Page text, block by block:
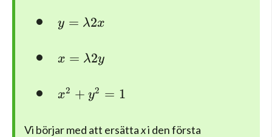
y=\lambda 2x
y = λ2x
x=\lambda 2y
x = λ2y
{ x }^{ 2 }+{ y }^{ 2 }=1
x2 + y2 = 1
Vi börjar med att ersättaxi den första